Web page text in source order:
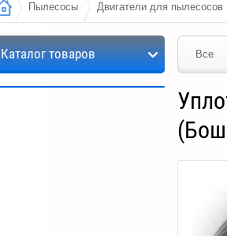
Пылесосы Двигатели для пылесосов
Каталог товаров Все